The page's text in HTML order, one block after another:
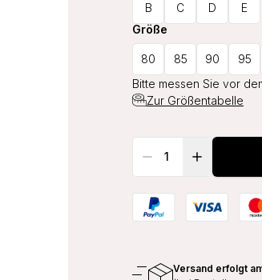
B C D
E
Größe
80 85 90 95
Bitte messen Sie vor
Zur Größentabelle
Versand erfolgt